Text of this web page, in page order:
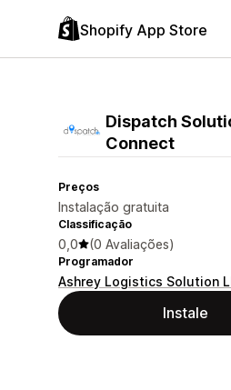
Shopify App Store
Dispatch
Connect
Preços
Instalação gratuita
Classificação
0,0 (0 Avaliações)
Programador
Ashrey Logistics Solution
Instale